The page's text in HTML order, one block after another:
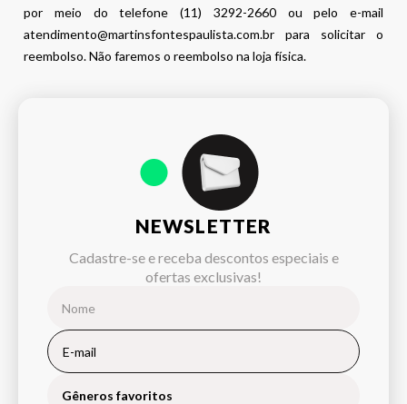
por meio do telefone (11) 3292-2660 ou pelo e-mail
atendimento@martinsfontespaulista.com.br para solicitar o
reembolso. Não faremos o reembolso na loja física.
NEWSLETTER
Cadastre-se e receba descontos especiais e
ofertas exclusivas!
Gêneros favoritos